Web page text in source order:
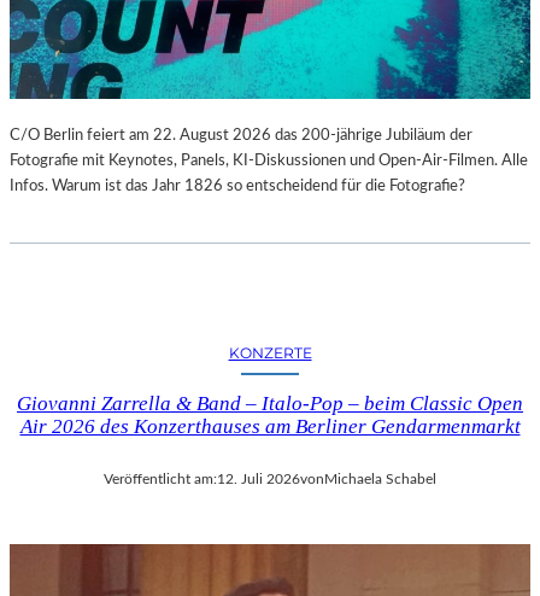
C/O Berlin feiert am 22. August 2026 das 200-jährige Jubiläum der
Fotografie mit Keynotes, Panels, KI-Diskussionen und Open-Air-Filmen. Alle
Infos. Warum ist das Jahr 1826 so entscheidend für die Fotografie?
KONZERTE
Giovanni Zarrella & Band – Italo-Pop – beim Classic Open
Air 2026 des Konzerthauses am Berliner Gendarmenmarkt
Veröffentlicht am:12. Juli 2026von Michaela Schabel